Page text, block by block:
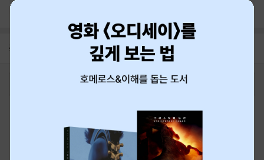
공지 8월 신용카드 무이자할부 안내
최근 본 상품
티켓 1544-6399
중고샵 1566-4295
eBook 1:1문의/채팅상담
예스이십사(주) 사업자 정보
이용약관
개인정보처리방침 청소년보호정책